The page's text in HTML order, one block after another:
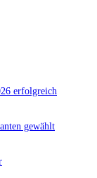
erfolgreich
gewählt